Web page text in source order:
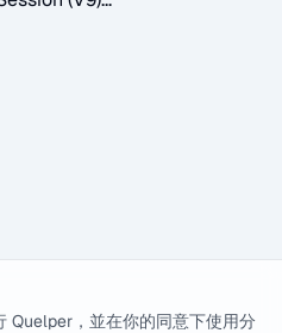
Quelper，並在你的同意下使用分